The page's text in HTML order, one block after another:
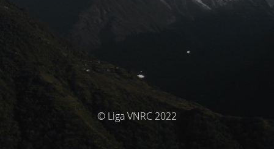
© Liga VNRC 2022